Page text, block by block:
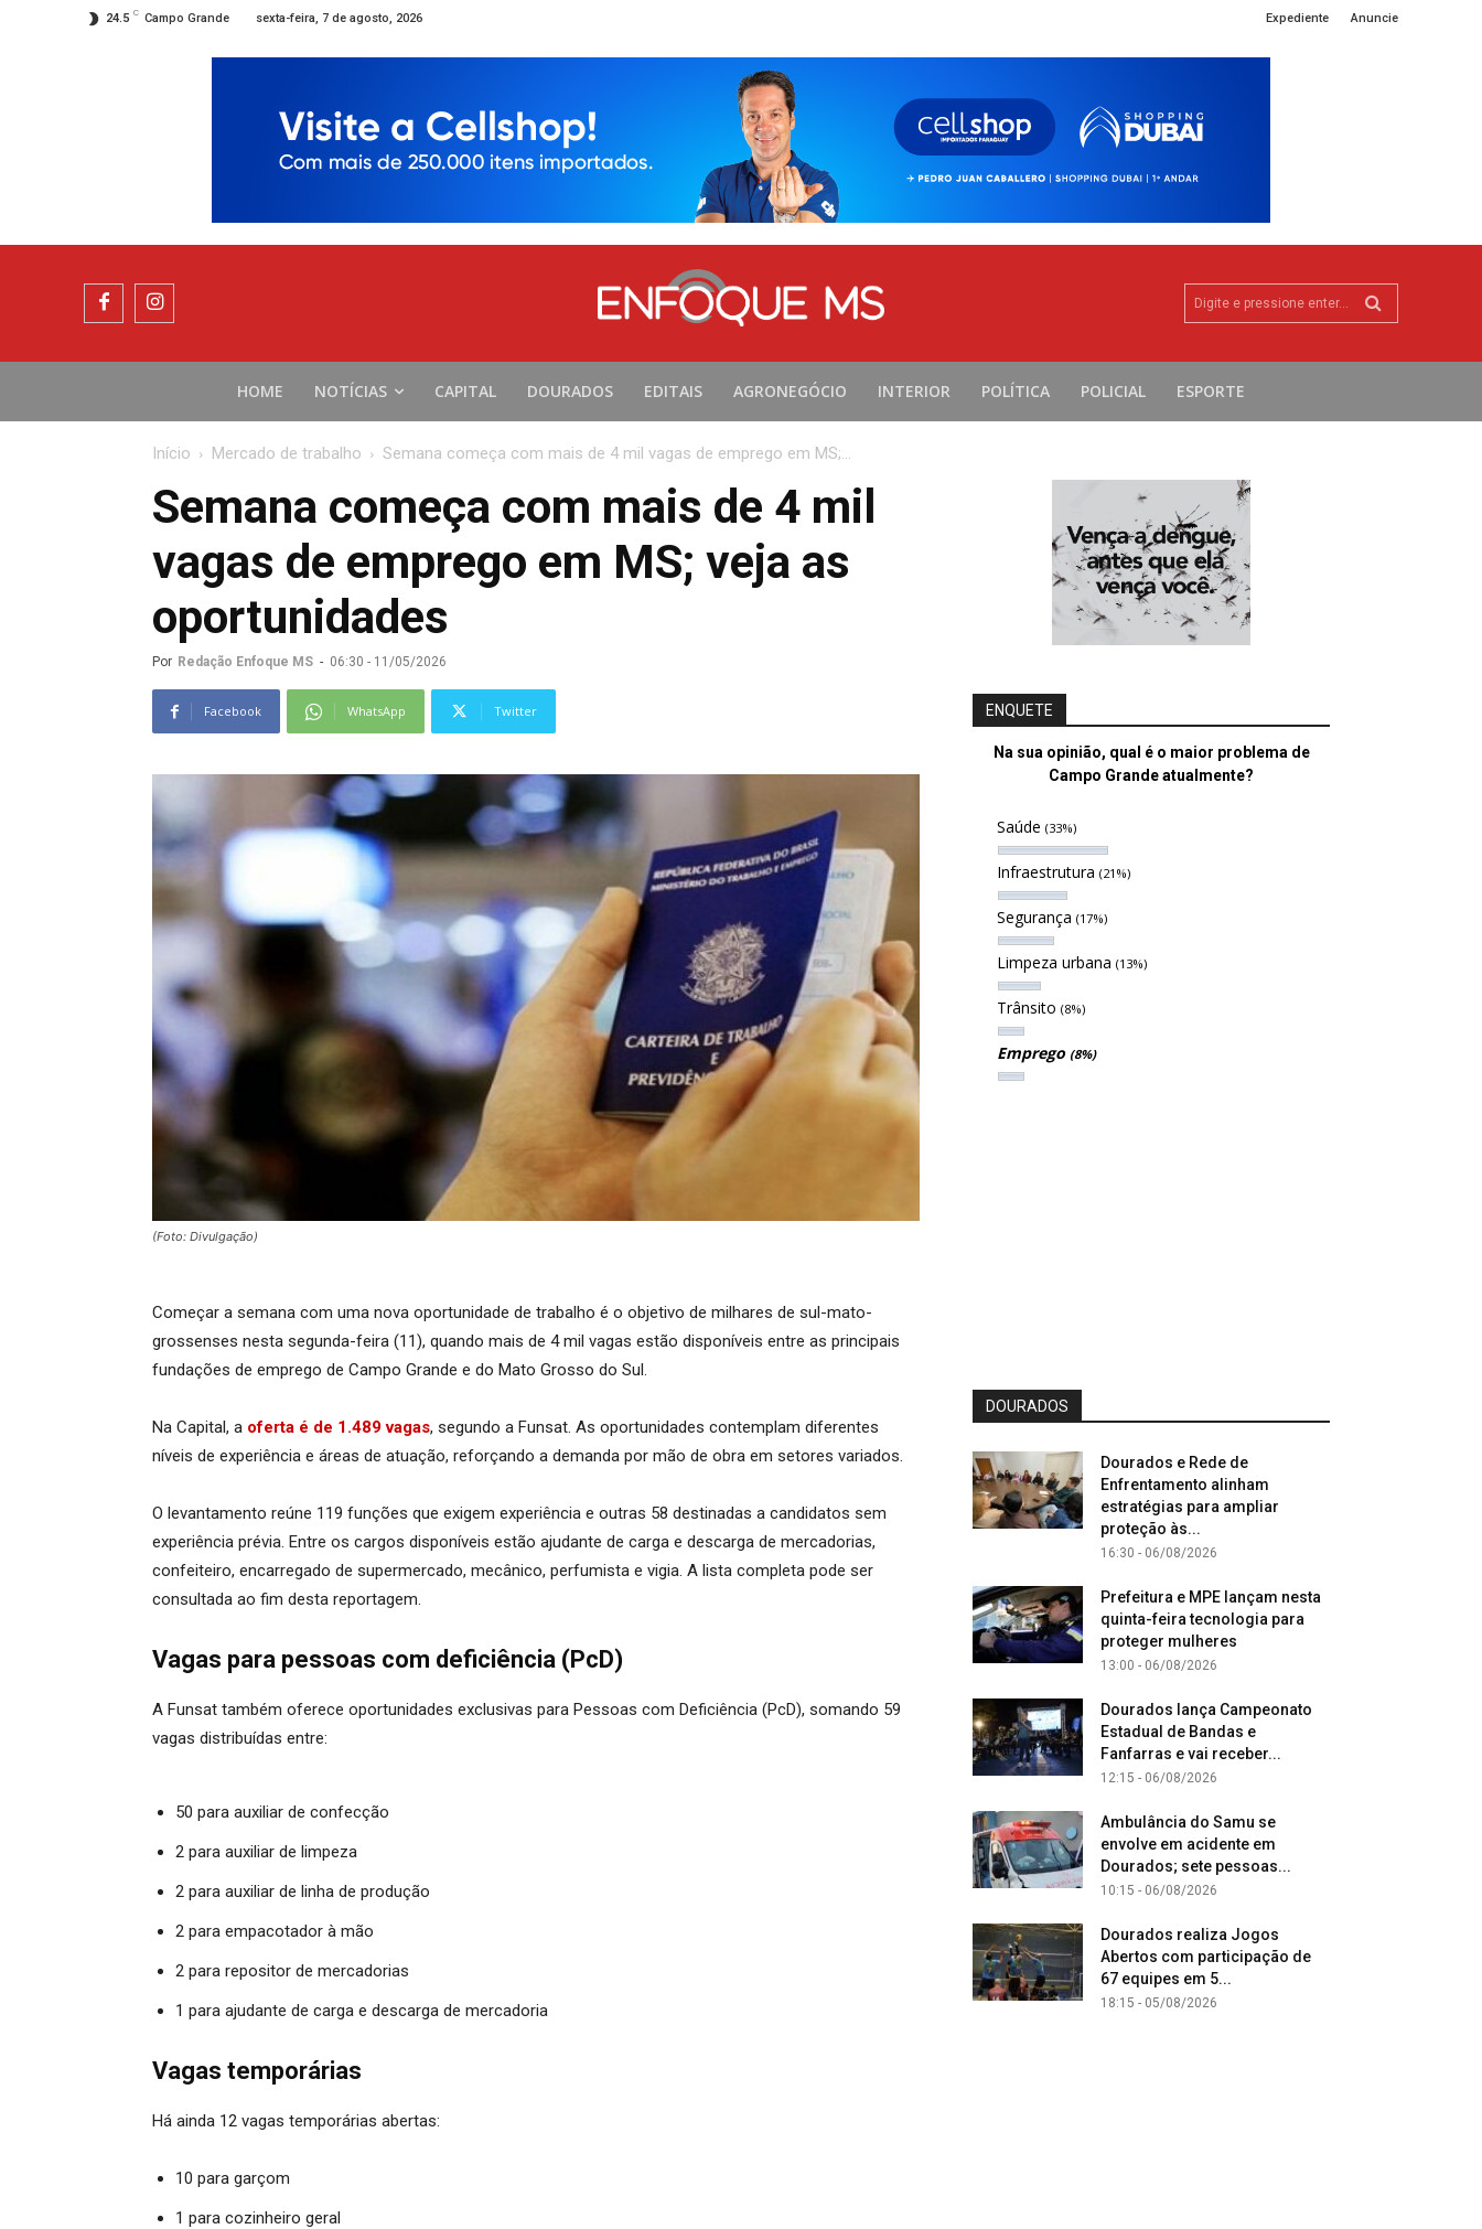
24.5 C Campo Grande sexta-feira, 7 de agosto, 2026 Expediente Anuncie
Digite e pressione enter...
HOME NOTÍCIAS CAPITAL DOURADOS EDITAIS AGRONEGÓCIO INTERIOR POLÍTICA POLICIAL ESPORTE
Início Mercado de trabalho Semana começa com mais de 4 mil vagas de emprego em MS;...
Semana começa com mais de 4 mil
vagas de emprego em MS; veja as
oportunidades
Por Redação Enfoque MS - 06:30 - 11/05/2026
Facebook WhatsApp Twitter
(Foto: Divulgação)
Começar a semana com uma nova oportunidade de trabalho é o objetivo de milhares de sul-mato-
grossenses nesta segunda-feira (11), quando mais de 4 mil vagas estão disponíveis entre as principais
fundações de emprego de Campo Grande e do Mato Grosso do Sul.
Na Capital, a oferta é de 1.489 vagas, segundo a Funsat. As oportunidades contemplam diferentes
níveis de experiência e áreas de atuação, reforçando a demanda por mão de obra em setores variados.
O levantamento reúne 119 funções que exigem experiência e outras 58 destinadas a candidatos sem
experiência prévia. Entre os cargos disponíveis estão ajudante de carga e descarga de mercadorias,
confeiteiro, encarregado de supermercado, mecânico, perfumista e vigia. A lista completa pode ser
consultada ao fim desta reportagem.
Vagas para pessoas com deficiência (PcD)
A Funsat também oferece oportunidades exclusivas para Pessoas com Deficiência (PcD), somando 59
vagas distribuídas entre:
50 para auxiliar de confecção
2 para auxiliar de limpeza
2 para auxiliar de linha de produção
2 para empacotador à mão
2 para repositor de mercadorias
1 para ajudante de carga e descarga de mercadoria
Vagas temporárias
Há ainda 12 vagas temporárias abertas:
10 para garçom
1 para cozinheiro geral
ENQUETE
Na sua opinião, qual é o maior problema de
Campo Grande atualmente?
Saúde (33%)
Infraestrutura (21%)
Segurança (17%)
Limpeza urbana (13%)
Trânsito (8%)
Emprego (8%)
DOURADOS
Dourados e Rede de
Enfrentamento alinham
estratégias para ampliar
proteção às...
16:30 - 06/08/2026
Prefeitura e MPE lançam nesta
quinta-feira tecnologia para
proteger mulheres
13:00 - 06/08/2026
Dourados lança Campeonato
Estadual de Bandas e
Fanfarras e vai receber...
12:15 - 06/08/2026
Ambulância do Samu se
envolve em acidente em
Dourados; sete pessoas...
10:15 - 06/08/2026
Dourados realiza Jogos
Abertos com participação de
67 equipes em 5...
18:15 - 05/08/2026